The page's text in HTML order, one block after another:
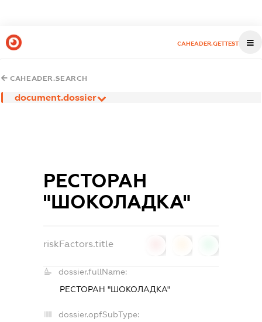
CAHEADER.GETTEST
CAHEADER.SEARCH
document.dossier
РЕСТОРАН
"ШОКОЛАДКА"
riskFactors.title
dossier.fullName:
РЕСТОРАН "ШОКОЛАДКА"
dossier.opfSubType: